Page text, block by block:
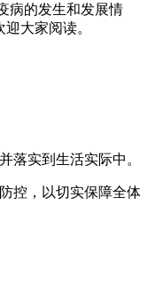
病的发生和发展情
大家阅读。
落实到生活实际中。
控，以切实保障全体